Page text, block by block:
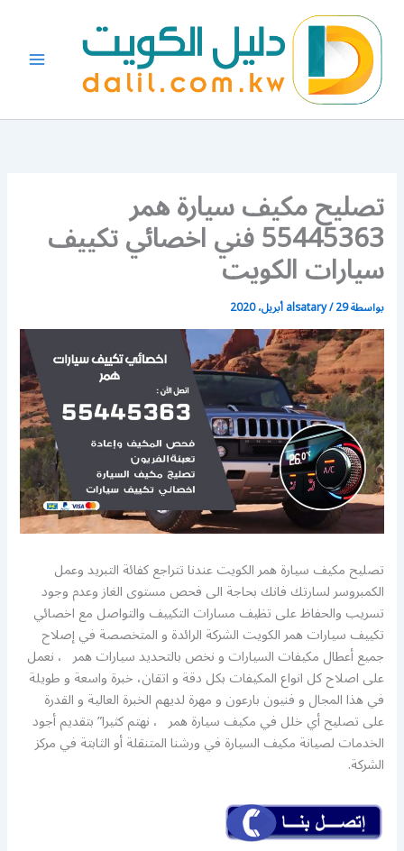
المحتوى
تصليح مكيف سيارة همر
55445363 فني اخصائي تكييف
سيارات الكويت
بواسطة alsatary/29 أبريل، 2020
تصليح مكيف سيارة همر الكويت عندنا تتراجع كفائة التبريد وعمل
الكمبروسر لسارتك فانك بحاجة الى فحص مستوى الغاز وعدم وجود
تسريب والحفاظ على تظيف مسارات التكييف والتواصل مع اخصائي
تكييف سيارات همر الكويت الشركة الرائدة و المتخصصة في إصلاح
جميع أعطال مكيفات السيارات و نخص بالتحديد سيارات همر ، نعمل
على اصلاح كل انواع المكيفات بكل دقة و اتقان، خبرة واسعة و طويلة
في هذا المجال و فنيون بارعون و مهرة لديهم الخبرة العالية و القدرة
على تصليح أي خلل في مكيف سيارة همر ، نهتم كثيرا” بتقديم أجود
الخدمات لصيانة مكيف السيارة في ورشنا المتنقلة أو الثابتة في مركز
الشركة.